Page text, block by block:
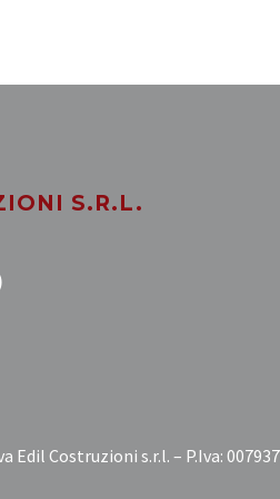
S.R.L.
Edil Costruzioni s.r.l. – P.Iva: